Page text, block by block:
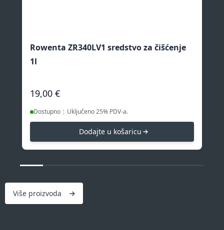
Rowenta ZR340LV1 sredstvo za čišćenje
1l
19,00 €
Dostupno | Uključeno 25% PDV-a.
Dodajte u košaricu
Više proizvoda